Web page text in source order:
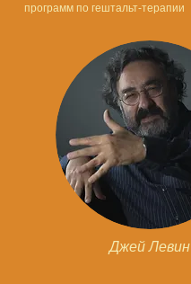
программ по гештальт-терапии
Джей Левин